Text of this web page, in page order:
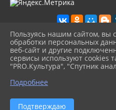
2026 г. school2shal.ru
Вход
Карта сайта
Политика обработки
Сделано на KubCMS
Разработка и поддержка
Пользуясь нашим сайтом, вы
обработки персональных
веб-сайт и другие
сервисы используют cookies
"PRO.Культура", "Спутник
Подробнее
Подтверждаю